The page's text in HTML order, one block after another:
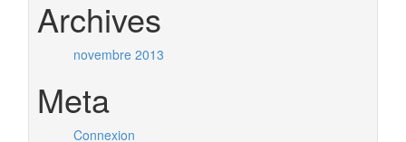
Archives
novembre 2013
Meta
Connexion